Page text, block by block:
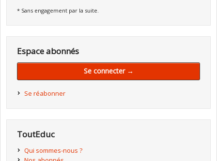
* Sans engagement par la suite.
Espace abonnés
Se connecter →
Se réabonner
ToutEduc
Qui sommes-nous ?